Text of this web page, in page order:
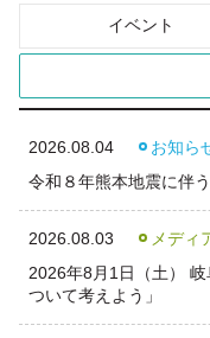
イベント
2026.08.04
お知ら
令和８年熊本地震に伴
2026.08.03
メディ
2026年8月1日（土）
ついて考えよう」